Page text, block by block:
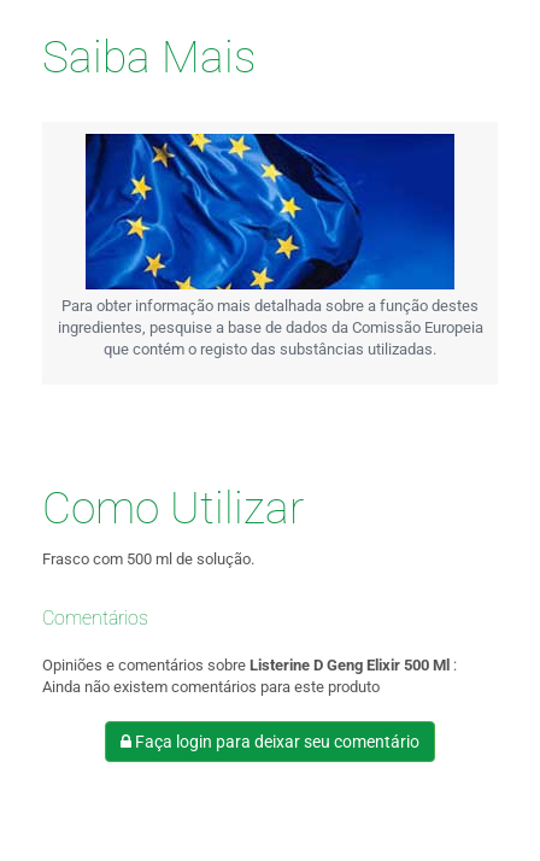
Saiba Mais
Para obter informação mais detalhada sobre a função destes
ingredientes, pesquise a base de dados da Comissão Europeia
que contém o registo das substâncias utilizadas.
Como Utilizar
Frasco com 500 ml de solução.
Comentários
Opiniões e comentários sobre Listerine D Geng Elixir 500 Ml :
Ainda não existem comentários para este produto
Faça login para deixar seu comentário